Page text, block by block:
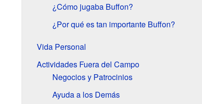
¿Cómo jugaba Buffon?
¿Por qué es tan importante Buffon?
Vida Personal
Actividades Fuera del Campo
Negocios y Patrocinios
Ayuda a los Demás